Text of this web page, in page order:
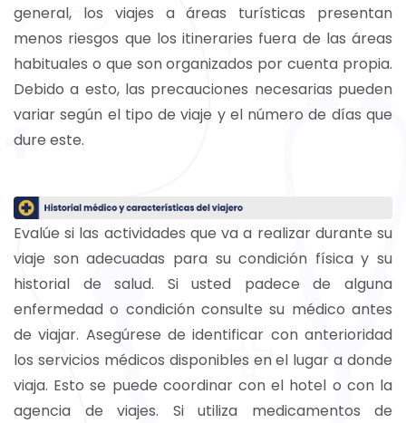
general, los viajes a áreas turísticas presentan
menos riesgos que los itineraries fuera de las áreas
habituales o que son organizados por cuenta propia.
Debido a esto, las precauciones necesarias pueden
variar según el tipo de viaje y el número de días que
dure este.
Evalúe si las actividades que va a realizar durante su
viaje son adecuadas para su condición física y su
historial de salud. Si usted padece de alguna
enfermedad o condición consulte su médico antes
de viajar. Asegúrese de identificar con anterioridad
los servicios médicos disponibles en el lugar a donde
viaja. Esto se puede coordinar con el hotel o con la
agencia de viajes. Si utiliza medicamentos de